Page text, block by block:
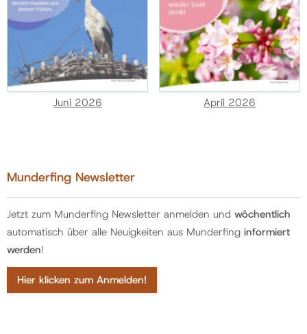
Juni 2026 April 2026
Munderfing Newsletter
Jetzt zum Munderfing Newsletter anmelden und wöchentlich
automatisch über alle Neuigkeiten aus Munderfing informiert
werden!
Hier klicken zum Anmelden!